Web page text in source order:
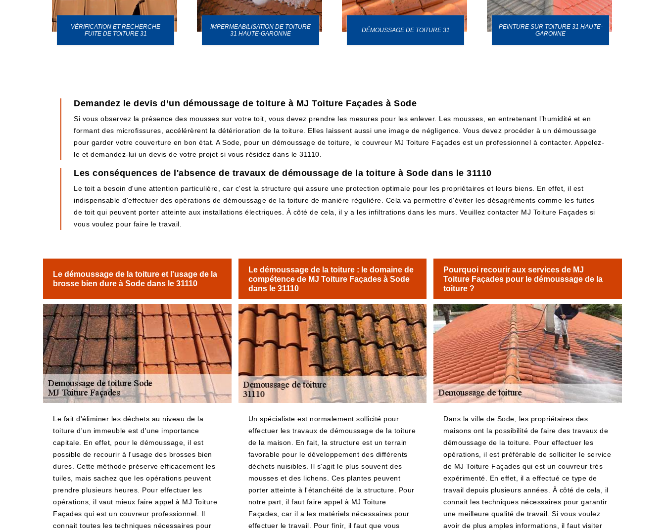
VÉRIFICATION ET RECHERCHE
FUITE DE TOITURE 31
IMPERMEABILISATION DE TOITURE
31 HAUTE-GARONNE
DÉMOUSSAGE DE TOITURE 31
PEINTURE SUR TOITURE 31 HAUTE-
GARONNE
Demandez le devis d’un démoussage de toiture à MJ Toiture Façades à Sode
Si vous observez la présence des mousses sur votre toit, vous devez prendre les mesures pour les enlever. Les mousses, en entretenant l’humidité et en
formant des microfissures, accélérèrent la détérioration de la toiture. Elles laissent aussi une image de négligence. Vous devez procéder à un démoussage
pour garder votre couverture en bon état. A Sode, pour un démoussage de toiture, le couvreur MJ Toiture Façades est un professionnel à contacter. Appelez-
le et demandez-lui un devis de votre projet si vous résidez dans le 31110.
Les conséquences de l'absence de travaux de démoussage de la toiture à Sode dans le 31110
Le toit a besoin d'une attention particulière, car c'est la structure qui assure une protection optimale pour les propriétaires et leurs biens. En effet, il est
indispensable d'effectuer des opérations de démoussage de la toiture de manière régulière. Cela va permettre d'éviter les désagréments comme les fuites
de toit qui peuvent porter atteinte aux installations électriques. À côté de cela, il y a les infiltrations dans les murs. Veuillez contacter MJ Toiture Façades si
vous voulez pour faire le travail.
Le démoussage de la toiture et l'usage de la
brosse bien dure à Sode dans le 31110
Le fait d'éliminer les déchets au niveau de la
toiture d'un immeuble est d'une importance
capitale. En effet, pour le démoussage, il est
possible de recourir à l'usage des brosses bien
dures. Cette méthode préserve efficacement les
tuiles, mais sachez que les opérations peuvent
prendre plusieurs heures. Pour effectuer les
opérations, il vaut mieux faire appel à MJ Toiture
Façades qui est un couvreur professionnel. Il
connait toutes les techniques nécessaires pour
Le démoussage de la toiture : le domaine de
compétence de MJ Toiture Façades à Sode
dans le 31110
Un spécialiste est normalement sollicité pour
effectuer les travaux de démoussage de la toiture
de la maison. En fait, la structure est un terrain
favorable pour le développement des différents
déchets nuisibles. Il s'agit le plus souvent des
mousses et des lichens. Ces plantes peuvent
porter atteinte à l'étanchéité de la structure. Pour
notre part, il faut faire appel à MJ Toiture
Façades, car il a les matériels nécessaires pour
effectuer le travail. Pour finir, il faut que vous
Pourquoi recourir aux services de MJ
Toiture Façades pour le démoussage de la
toiture ?
Dans la ville de Sode, les propriétaires des
maisons ont la possibilité de faire des travaux de
démoussage de la toiture. Pour effectuer les
opérations, il est préférable de solliciter le service
de MJ Toiture Façades qui est un couvreur très
expérimenté. En effet, il a effectué ce type de
travail depuis plusieurs années. À côté de cela, il
connait les techniques nécessaires pour garantir
une meilleure qualité de travail. Si vous voulez
avoir de plus amples informations, il faut visiter